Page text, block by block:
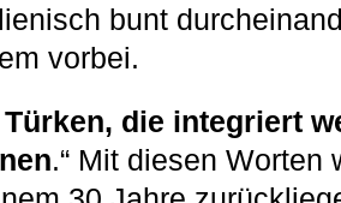
bunt
vorbei.
die integriert
.“ Mit diesen Worten